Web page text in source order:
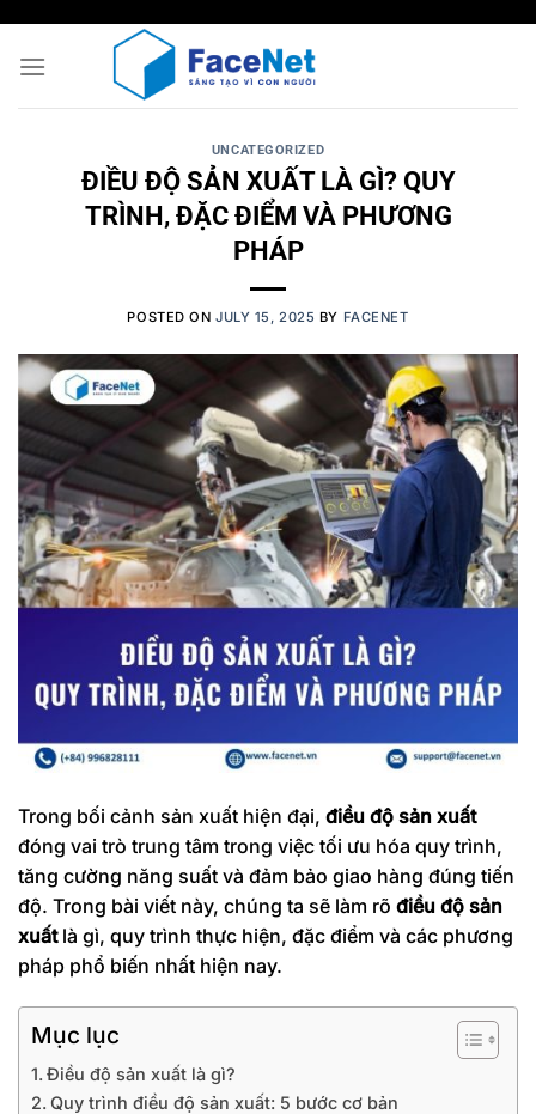
content
UNCATEGORIZED
ĐIỀU ĐỘ SẢN XUẤT LÀ GÌ? QUY
TRÌNH, ĐẶC ĐIỂM VÀ PHƯƠNG
PHÁP
POSTED ONJULY 15, 2025 BY FACENET
Trong bối cảnh sản xuất hiện đại, điều độ sản xuất
đóng vai trò trung tâm trong việc tối ưu hóa quy trình,
tăng cường năng suất và đảm bảo giao hàng đúng tiến
độ. Trong bài viết này, chúng ta sẽ làm rõ điều độ sản
xuấtlà gì, quy trình thực hiện, đặc điểm và các phương
pháp phổ biến nhất hiện nay.
Mục lục
Điều độ sản xuất là gì?
Quy trình điều độ sản xuất: 5 bước cơ bản